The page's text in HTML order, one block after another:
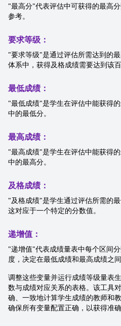
"最高分"代表评估中可获得的最高
参考。
要求等级：
"要求等级"是通过评估所需达到的
体系中，获得及格成绩需要达到该百
最低成绩：
"最低成绩"是学生在评估中能获得
中的最低分。
最高成绩：
"最高成绩"是学生在评估中能获得
中的最高分。
及格成绩：
"及格成绩"是学生通过评估所需的
这对应于一个特定的分数值。
递增值：
"递增值"代表成绩量表中每个区间
度，决定在最低成绩和最高成绩之
调整这些变量并运行成绩等级量表
数与成绩对应关系的表格。该工具
确、一致地计算学生成绩的教师和
确保所有变量配置正确，以获得准